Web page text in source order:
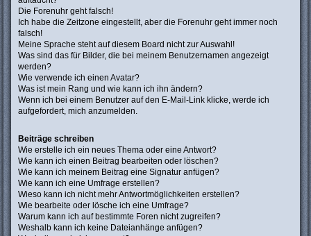
Die Forenuhr geht falsch!
Ich habe die Zeitzone eingestellt, aber die Forenuhr geht immer noch
falsch!
Meine Sprache steht auf diesem Board nicht zur Auswahl!
Was sind das für Bilder, die bei meinem Benutzernamen angezeigt
werden?
Wie verwende ich einen Avatar?
Was ist mein Rang und wie kann ich ihn ändern?
Wenn ich bei einem Benutzer auf den E-Mail-Link klicke, werde ich
aufgefordert, mich anzumelden.
Beiträge schreiben
Wie erstelle ich ein neues Thema oder eine Antwort?
Wie kann ich einen Beitrag bearbeiten oder löschen?
Wie kann ich meinem Beitrag eine Signatur anfügen?
Wie kann ich eine Umfrage erstellen?
Wieso kann ich nicht mehr Antwortmöglichkeiten erstellen?
Wie bearbeite oder lösche ich eine Umfrage?
Warum kann ich auf bestimmte Foren nicht zugreifen?
Weshalb kann ich keine Dateianhänge anfügen?